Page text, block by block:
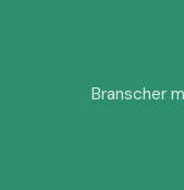
Branscher